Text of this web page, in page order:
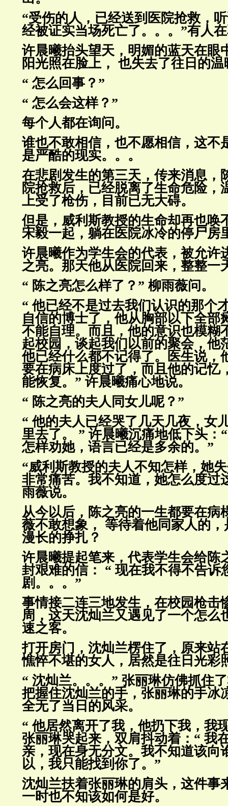
“受伤的人，已经送到医院抢救，
经被证实当场死亡了。。。”有人
许晨曦抬头望天，明媚的蓝天在眼
阳光照在脸上， 也失去了往日 的
“ 怎么回事？”
“ 怎么会这样？”
每个人都在询问。
谁也不敢相信，也不愿相信，这不
是严酷的现实。。。
在悲剧发生的第三天，传来消息，
院抢救后，已经脱离了生命危险，
上受了枪伤，目前已无大碍。
但是，威利斯教授的生命却再也唤
宋毅一起，躺在医院冰冷的停尸房
许晨曦作为学生会的代表，被允许
之亮。那天他从医院回来， 整整一
“ 陈之亮怎么样了？” 柳雨薇问。
“ 他已经不是过去我们认识的那个
自信的博士了 ，他从胸部以下全部
不能自理。而且，他的意识也模糊
起校园，谈起我们以前的聚会，他
他已经什么都不记得了。医生说，
要在病床上度过了，而且他的记忆
能恢复。” 许晨曦痛心地说。
“ 陈之亮的夫人同女儿呢？”
“ 他的夫人已经哭了几天几夜，女
里去了。 ” 许晨曦沉痛地低下头：
怎样劝她，语言已经是多余的。”
“威利斯教授的夫人不知怎样，她
非常痛苦。我不知道，她怎么度过
雨薇说。
从今以后，陈之亮的一生都要在病
薇不敢想象， 等待着他同家人的，
漫长的挣扎？
许晨曦提起笔来，代表学生会给陈
封艰难的信： “ 现在我不得不告诉
剧。。。”
事情接二连三地发生，在校园枪击
周，这天沈灿兰又遇见了一个怎么
速之客。
打开房门，沈灿兰楞住了，原来站
憔悴不堪的女人，居然是往日光彩
“ 沈灿兰。。。” 张丽琳仿佛抓住
把握住沈灿兰的手，张丽琳的手冰
全无了当日的风采。
“ 他居然离开了我，他扔下我，我
张丽琳哭起来，双肩抖动着：“ 我
亲，现在身无分文。我不知道该向
以， 我只能找到你了。”
沈灿兰扶着张丽琳的肩头，这件事
一时也不知该如何是好。